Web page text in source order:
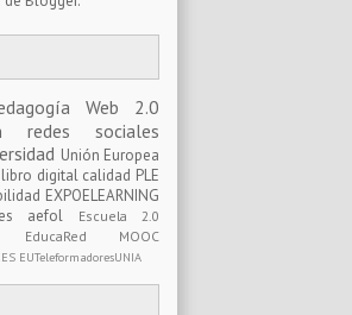
Web 2.0
redes sociales
Unión Europea
libro digital calidad PLE
EXPOELEARNING
aefol
Escuela 2.0
EducaRed MOOC
EUTeleformadoresUNIA